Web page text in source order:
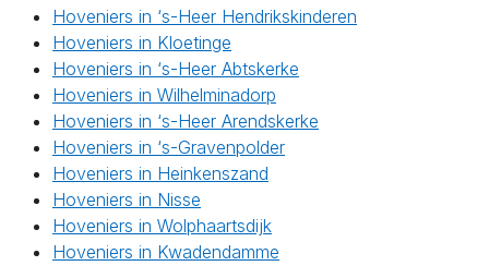
Hoveniers in ‘s-Heer Hendrikskinderen
Hoveniers in Kloetinge
Hoveniers in ‘s-Heer Abtskerke
Hoveniers in Wilhelminadorp
Hoveniers in ‘s-Heer Arendskerke
Hoveniers in ‘s-Gravenpolder
Hoveniers in Heinkenszand
Hoveniers in Nisse
Hoveniers in Wolphaartsdijk
Hoveniers in Kwadendamme